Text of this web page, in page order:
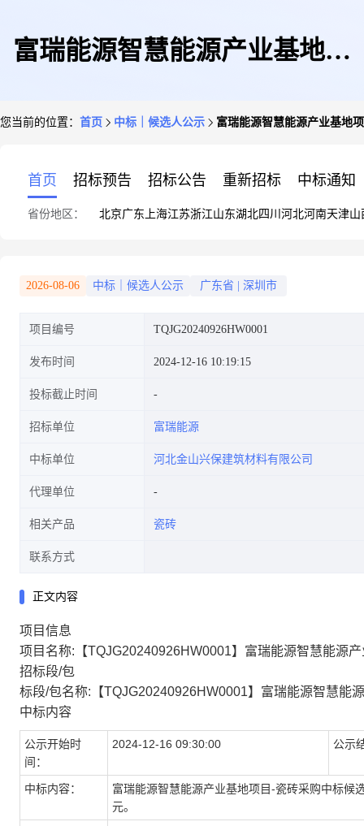
富瑞能源智慧能源产业基地项
您当前的位置： 首页 中标｜候选人公示 富瑞能源智慧能源产业基地
首页 招标预告 招标公告 重新招标 中标通知
省份地区： 北京广东 上海江苏浙江山东湖北四川 河北河南天津山
2026-08-06 中标｜候选人公示 广东省 深圳市
项目编号 TQJG20240926HW0001
发布时间 2024-12-16 10:19:15
投标截止时间
招标单位 富瑞能源
中标单位 河北金山兴保建筑材料有限公司
代理单位
相关产品 瓷砖
联系方式
正文内容
项目信息
项目名称:【TQJG20240926HW0001】富瑞能源智慧能源
招标段/包
标段/包名称:【TQJG20240926HW0001】富瑞能源智慧能
中标内容
公示开始时
间：
2024-12-16 09:30:00 公示
中标内容：
富瑞能源智慧能源产业基地项目-瓷砖采购中标候
元。